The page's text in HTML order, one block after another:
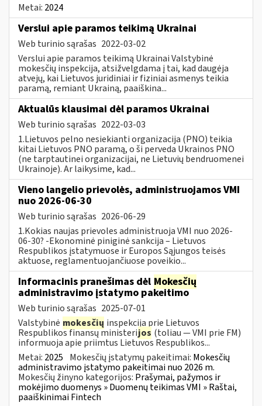
Metai: 2024
Verslui apie paramos teikimą Ukrainai
Web turinio sąrašas 2022-03-02
Verslui apie paramos teikimą Ukrainai Valstybinė
mokesčių inspekcija, atsižvelgdama į tai, kad daugėja
atvejų, kai Lietuvos juridiniai ir fiziniai asmenys teikia
paramą, remiant Ukrainą, paaiškina...
Aktualūs klausimai dėl paramos Ukrainai
Web turinio sąrašas 2022-03-03
1.Lietuvos pelno nesiekianti organizacija (PNO) teikia
kitai Lietuvos PNO paramą, o ši perveda Ukrainos PNO
(ne tarptautinei organizacijai, ne Lietuvių bendruomenei
Ukrainoje). Ar laikysime, kad...
Vieno langelio prievolės, administruojamos VMI
nuo 2026-06-30
Web turinio sąrašas 2026-06-29
1.Kokias naujas prievoles administruoja VMI nuo 2026-
06-30? -Ekonominė piniginė sankcija – Lietuvos
Respublikos įstatymuose ir Europos Sąjungos teisės
aktuose, reglamentuojančiuose poveikio...
Informacinis pranešimas dėl Mokesčių
administravimo įstatymo pakeitimo
Web turinio sąrašas 2025-07-01
Valstybinė mokesčių inspekcija prie Lietuvos
Respublikos finansų ministerijos (toliau — VMI prie FM)
informuoja apie priimtus Lietuvos Respublikos...
Metai: 2025 Mokesčių įstatymų pakeitimai: Mokesčių
administravimo įstatymo pakeitimai nuo 2026 m.
Mokesčių žinyno kategorijos: Prašymai, pažymos ir
mokėjimo duomenys » Duomenų teikimas VMI » Raštai,
paaiškinimai Fintech